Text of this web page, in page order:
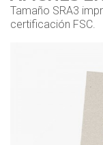
Tamaño SRA3
certificación FSC.